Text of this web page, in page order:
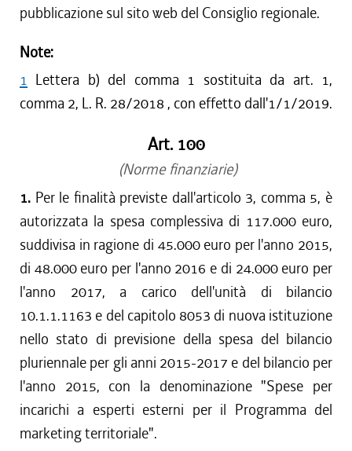
pubblicazione sul sito web del Consiglio regionale.
Note:
1 Lettera b) del comma 1 sostituita da art. 1,
comma 2, L. R. 28/2018 , con effetto dall'1/1/2019.
Art. 100
(Norme finanziarie)
1. Per le finalità previste dall'articolo 3, comma 5, è
autorizzata la spesa complessiva di 117.000 euro,
suddivisa in ragione di 45.000 euro per l'anno 2015,
di 48.000 euro per l'anno 2016 e di 24.000 euro per
l'anno 2017, a carico dell'unità di bilancio
10.1.1.1163 e del capitolo 8053 di nuova istituzione
nello stato di previsione della spesa del bilancio
pluriennale per gli anni 2015-2017 e del bilancio per
l'anno 2015, con la denominazione "Spese per
incarichi a esperti esterni per il Programma del
marketing territoriale".